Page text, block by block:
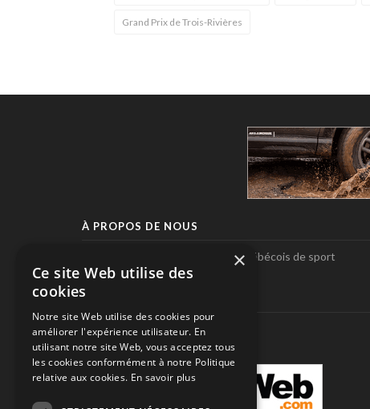
Grand Prix de Trois-Rivières
À PROPOS DE NOUS
Pole-Position, le seul magazine québécois de sport
automobile.
SUIVEZ-NOUS
×
Ce site Web utilise des
cookies
Notre site Web utilise des cookies pour
améliorer l'expérience utilisateur. En
utilisant notre site Web, vous acceptez tous
les cookies conformément à notre Politique
relative aux cookies. En savoir plus